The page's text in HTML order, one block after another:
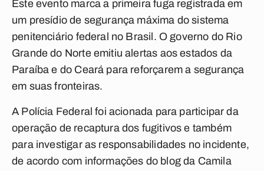
Este evento marca a primeira fuga registrada em
um presídio de segurança máxima do sistema
penitenciário federal no Brasil. O governo do Rio
Grande do Norte emitiu alertas aos estados da
Paraíba e do Ceará para reforçarem a segurança
em suas fronteiras.
A Polícia Federal foi acionada para participar da
operação de recaptura dos fugitivos e também
para investigar as responsabilidades no incidente,
de acordo com informações do blog da Camila